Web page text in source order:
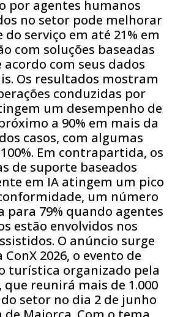
por agentes humanos
no setor pode melhorar
serviço em até 21% em
com soluções baseadas
acordo com seus dados
Os resultados mostram
conduzidas por
um desempenho de
a 90% em mais da
casos, com algumas
Em contrapartida, os
de suporte baseados
em IA atingem um pico
um número
para 79% quando agentes
estão envolvidos nos
O anúncio surge
2026, o evento de
turística organizado pela
que reunirá mais de 1.000
setor no dia 2 de junho